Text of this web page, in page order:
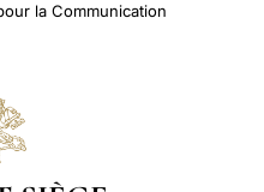
la Communication